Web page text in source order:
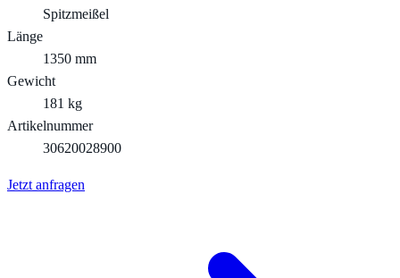
Spitzmeißel
Länge
1350 mm
Gewicht
181 kg
Artikelnummer
30620028900
Jetzt anfragen